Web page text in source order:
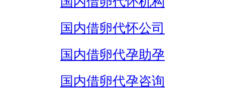
国内借卵代怀公司
国内借卵代孕助孕
国内借卵代孕咨询